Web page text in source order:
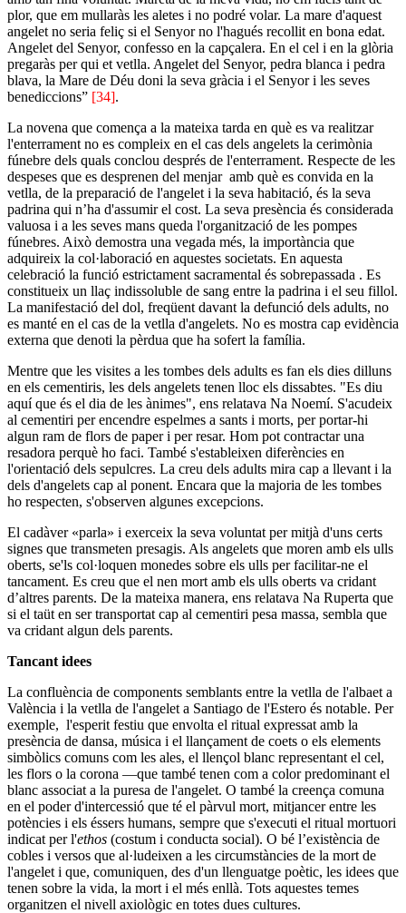
plor, que em mullaràs les aletes i no podré volar. La mare d'aquest
angelet no seria feliç si el Senyor no l'hagués recollit en bona edat.
Angelet del Senyor, confesso en la capçalera. En el cel i en la glòria
pregaràs per qui et vetlla. Angelet del Senyor, pedra blanca i pedra
blava, la Mare de Déu doni la seva gràcia i el Senyor i les seves
benediccions” [34].
La novena que comença a la mateixa tarda en què es va realitzar
l'enterrament no es compleix en el cas dels angelets la cerimònia
fúnebre dels quals conclou després de l'enterrament. Respecte de les
despeses que es desprenen del menjar amb què es convida en la
vetlla, de la preparació de l'angelet i la seva habitació, és la seva
padrina qui n’ha d'assumir el cost. La seva presència és considerada
valuosa i a les seves mans queda l'organització de les pompes
fúnebres. Això demostra una vegada més, la importància que
adquireix la col·laboració en aquestes societats. En aquesta
celebració la funció estrictament sacramental és sobrepassada . Es
constitueix un llaç indissoluble de sang entre la padrina i el seu fillol.
La manifestació del dol, freqüent davant la defunció dels adults, no
es manté en el cas de la vetlla d'angelets. No es mostra cap evidència
externa que denoti la pèrdua que ha sofert la família.
Mentre que les visites a les tombes dels adults es fan els dies dilluns
en els cementiris, les dels angelets tenen lloc els dissabtes. "Es diu
aquí que és el dia de les ànimes", ens relatava Na Noemí. S'acudeix
al cementiri per encendre espelmes a sants i morts, per portar-hi
algun ram de flors de paper i per resar. Hom pot contractar una
resadora perquè ho faci. També s'estableixen diferències en
l'orientació dels sepulcres. La creu dels adults mira cap a llevant i la
dels d'angelets cap al ponent. Encara que la majoria de les tombes
ho respecten, s'observen algunes excepcions.
El cadàver «parla» i exerceix la seva voluntat per mitjà d'uns certs
signes que transmeten presagis. Als angelets que moren amb els ulls
oberts, se'ls col·loquen monedes sobre els ulls per facilitar-ne el
tancament. Es creu que el nen mort amb els ulls oberts va cridant
d’altres parents. De la mateixa manera, ens relatava Na Ruperta que
si el taüt en ser transportat cap al cementiri pesa massa, sembla que
va cridant algun dels parents.
Tancant idees
La confluència de components semblants entre la vetlla de l'albaet a
València i la vetlla de l'angelet a Santiago de l'Estero és notable. Per
exemple, l'esperit festiu que envolta el ritual expressat amb la
presència de dansa, música i el llançament de coets o els elements
simbòlics comuns com les ales, el llençol blanc representant el cel,
les flors o la corona ―que també tenen com a color predominant el
blanc associat a la puresa de l'angelet. O també la creença comuna
en el poder d'intercessió que té el pàrvul mort, mitjancer entre les
potències i els éssers humans, sempre que s'executi el ritual mortuori
indicat per l'ethos (costum i conducta social). O bé l’existència de
cobles i versos que al·ludeixen a les circumstàncies de la mort de
l'angelet i que, comuniquen, des d'un llenguatge poètic, les idees que
tenen sobre la vida, la mort i el més enllà. Tots aquestes temes
organitzen el nivell axiològic en totes dues cultures.